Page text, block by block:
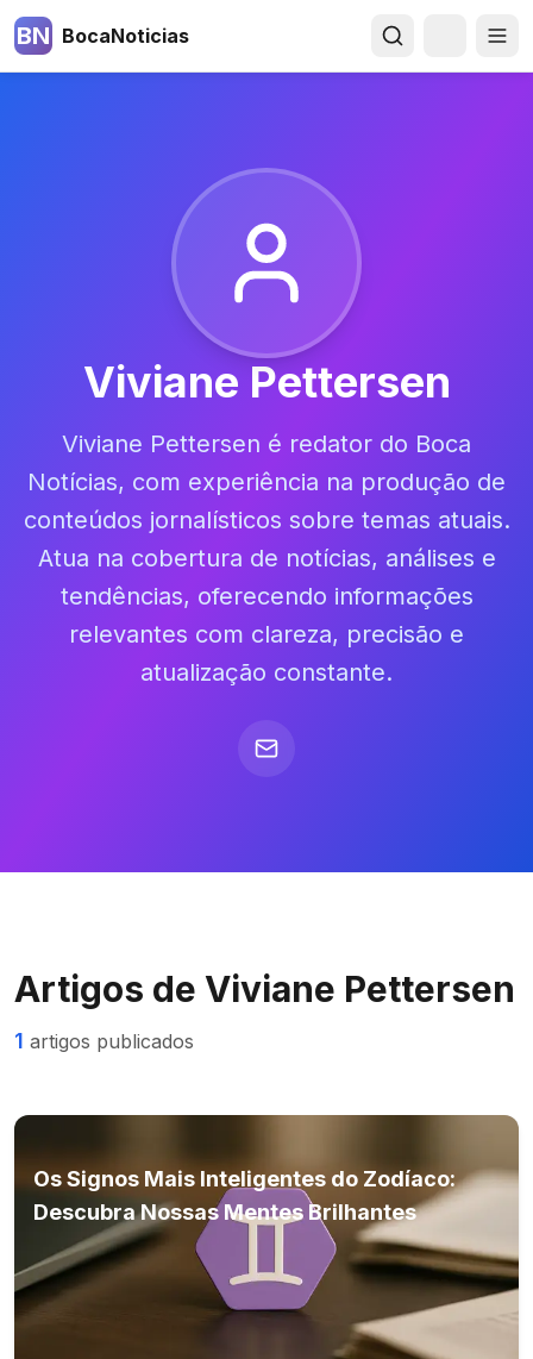
BN BocaNoticias
Viviane Pettersen
Viviane Pettersen é redator do Boca
Notícias, com experiência na produção de
conteúdos jornalísticos sobre temas atuais.
Atua na cobertura de notícias, análises e
tendências, oferecendo informações
relevantes com clareza, precisão e
atualização constante.
Artigos de Viviane Pettersen
1 artigos publicados
Os Signos Mais Inteligentes do Zodíaco:
Descubra Nossas Mentes Brilhantes